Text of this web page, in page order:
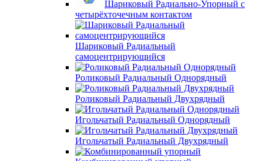
Шариковый Радиально-Упорный с
четырёхточечным контактом
Шариковый Радиальный
самоцентрирующийся
Роликовый Радиальный Однорядный
Роликовый Радиальный Двухрядный
Игольчатый Радиальный Однорядный
Игольчатый Радиальный Двухрядный